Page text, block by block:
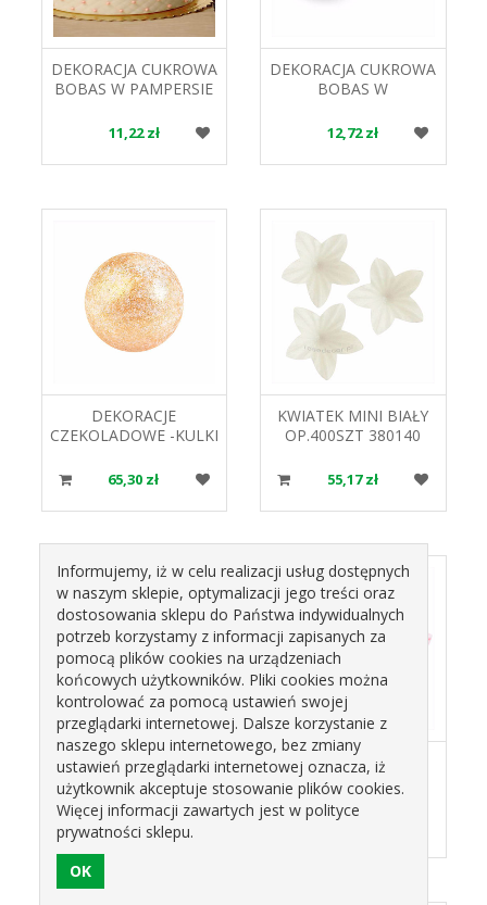
DEKORACJA CUKROWA
BOBAS W PAMPERSIE
11,22 zł
DEKORACJA CUKROWA
BOBAS W
OP.6SZT PJ
12,72 zł
DEKORACJE
CZEKOLADOWE -KULKI
B.L
65,30 zł
KWIATEK MINI BIAŁY
OP.400SZT 380140
55,17 zł
KWIATEK MINI
NIEBIESKI
CIEN. OP.400SZT
380940 ROSE DECOR
55,17 zł
KWIATEK MINI
RÓŻOWY
CIEN.OP.400SZT.
380840 ROSE DECOR
55,17 zł
Informujemy, iż w celu realizacji usług dostępnych
w naszym sklepie, optymalizacji jego treści oraz
dostosowania sklepu do Państwa indywidualnych
potrzeb korzystamy z informacji zapisanych za
pomocą plików cookies na urządzeniach
końcowych użytkowników. Pliki cookies można
kontrolować za pomocą ustawień swojej
przeglądarki internetowej. Dalsze korzystanie z
naszego sklepu internetowego, bez zmiany
ustawień przeglądarki internetowej oznacza, iż
użytkownik akceptuje stosowanie plików cookies.
Więcej informacji zawartych jest w polityce
prywatności sklepu.